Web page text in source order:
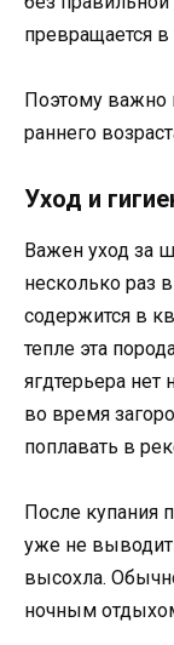
превращается
Поэтому важно
раннего
Уход и
Важен уход за
несколько раз
содержится в
тепле эта
ягдтерьера нет
во время
поплавать в
После купания
уже не
высохла.
ночным